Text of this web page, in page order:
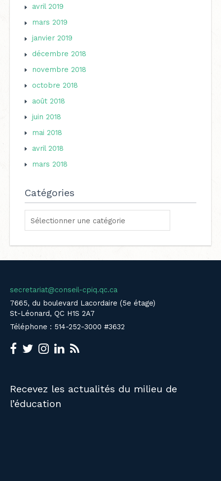
avril 2019
mars 2019
janvier 2019
décembre 2018
novembre 2018
octobre 2018
août 2018
juin 2018
mai 2018
avril 2018
mars 2018
Catégories
secretariat@conseil-cpiq.qc.ca
7665, du boulevard Lacordaire (5e étage)
St-Léonard, QC H1S 2A7
Téléphone : 514-252-3000 #3632
Recevez les actualités du milieu de
l’éducation